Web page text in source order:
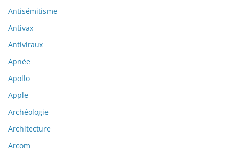
Antisémitisme
Antivax
Antiviraux
Apnée
Apollo
Apple
Archéologie
Architecture
Arcom